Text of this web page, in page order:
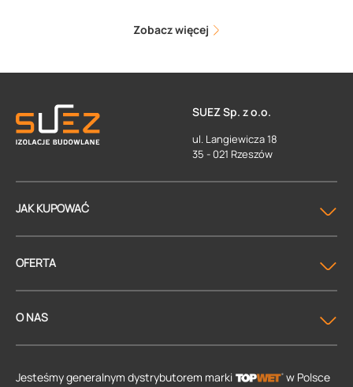
Zobacz więcej
SUEZ Sp. z o.o.
ul. Langiewicza 18
35 - 021 Rzeszów
JAK KUPOWAĆ
OFERTA
O NAS
Jesteśmy generalnym dystrybutorem marki w Polsce